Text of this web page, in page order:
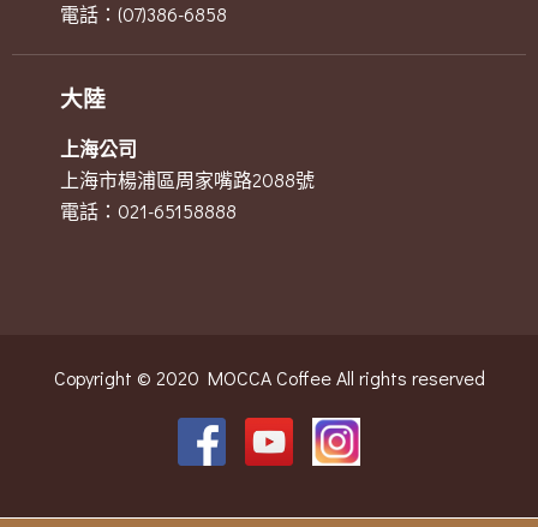
電話：(07)386-6858
大陸
上海公司
上海市楊浦區周家嘴路2088號
電話：021-65158888
Copyright © 2020 MOCCA Coffee All rights reserved